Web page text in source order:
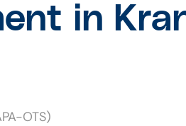
in
OTS)